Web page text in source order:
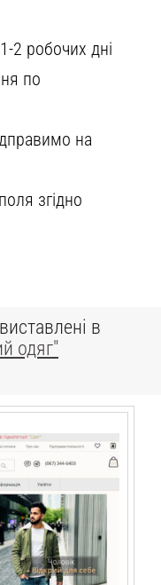
2 робочих дні
по
на
згідно
в
одяг"